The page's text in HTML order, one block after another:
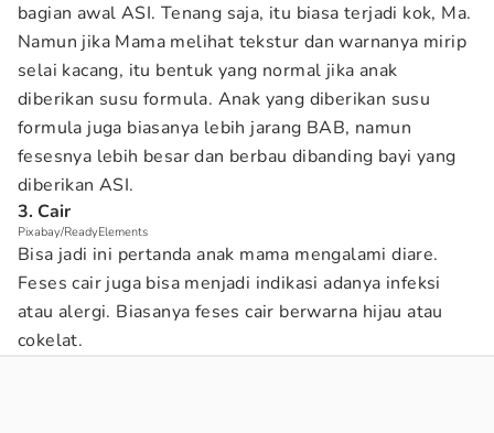
bagian awal ASI. Tenang saja, itu biasa terjadi kok, Ma.
Namun jika Mama melihat tekstur dan warnanya mirip
selai kacang, itu bentuk yang normal jika anak
diberikan susu formula. Anak yang diberikan susu
formula juga biasanya lebih jarang BAB, namun
fesesnya lebih besar dan berbau dibanding bayi yang
diberikan ASI.
3. Cair
Pixabay/ReadyElements
Bisa jadi ini pertanda anak mama mengalami diare.
Feses cair juga bisa menjadi indikasi adanya infeksi
atau alergi. Biasanya feses cair berwarna hijau atau
cokelat.